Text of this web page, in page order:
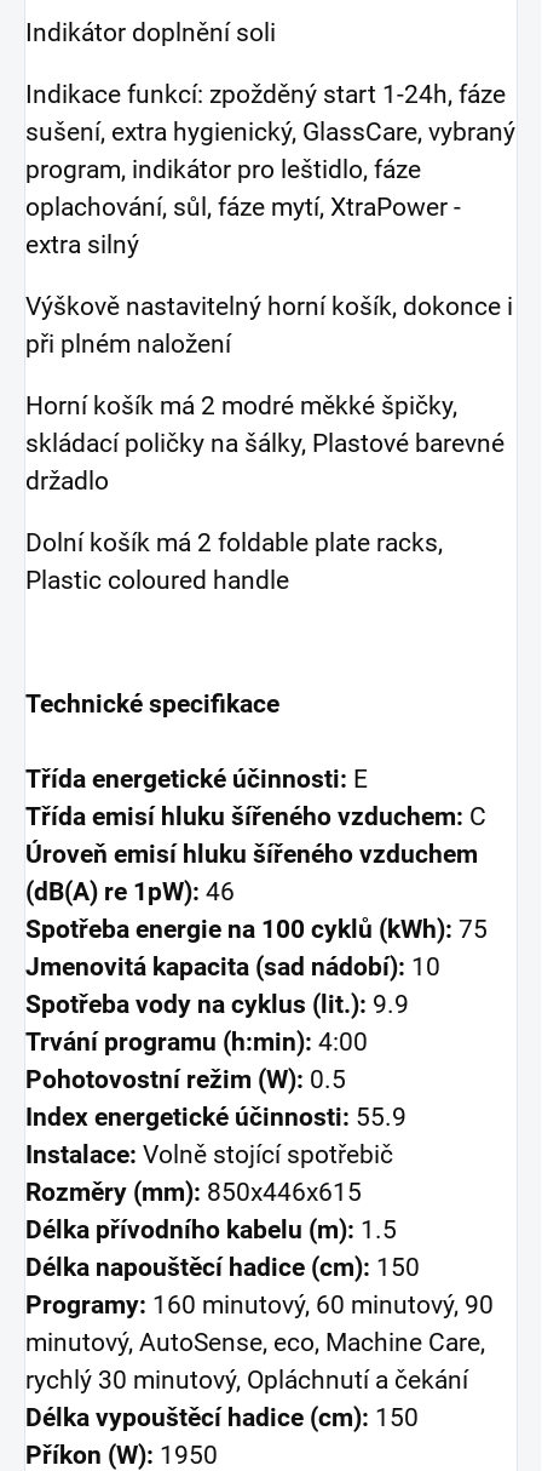
Indikátor doplnění soli
Indikace funkcí: zpožděný start 1-24h, fáze
sušení, extra hygienický, GlassCare, vybraný
program, indikátor pro leštidlo, fáze
oplachování, sůl, fáze mytí, XtraPower -
extra silný
Výškově nastavitelný horní košík, dokonce i
při plném naložení
Horní košík má 2 modré měkké špičky,
skládací poličky na šálky, Plastové barevné
držadlo
Dolní košík má 2 foldable plate racks,
Plastic coloured handle
Technické specifikace
Třída energetické účinnosti: E
Třída emisí hluku šířeného vzduchem: C
Úroveň emisí hluku šířeného vzduchem
(dB(A) re 1pW): 46
Spotřeba energie na 100 cyklů (kWh): 75
Jmenovitá kapacita (sad nádobí): 10
Spotřeba vody na cyklus (lit.): 9.9
Trvání programu (h:min): 4:00
Pohotovostní režim (W): 0.5
Index energetické účinnosti: 55.9
Instalace: Volně stojící spotřebič
Rozměry (mm): 850x446x615
Délka přívodního kabelu (m): 1.5
Délka napouštěcí hadice (cm): 150
Programy: 160 minutový, 60 minutový, 90
minutový, AutoSense, eco, Machine Care,
rychlý 30 minutový, Opláchnutí a čekání
Délka vypouštěcí hadice (cm): 150
Příkon (W): 1950